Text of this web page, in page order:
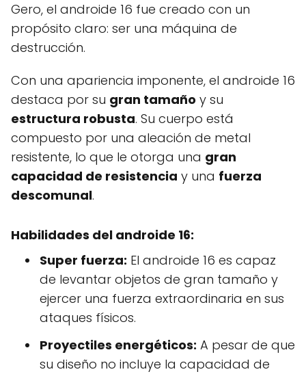
Gero, el androide 16 fue creado con un
propósito claro: ser una máquina de
destrucción.
Con una apariencia imponente, el androide 16
destaca por su gran tamaño y su
estructura robusta. Su cuerpo está
compuesto por una aleación de metal
resistente, lo que le otorga una gran
capacidad de resistencia y una fuerza
descomunal.
Habilidades del androide 16:
Super fuerza: El androide 16 es capaz
de levantar objetos de gran tamaño y
ejercer una fuerza extraordinaria en sus
ataques físicos.
Proyectiles energéticos: A pesar de que
su diseño no incluye la capacidad de